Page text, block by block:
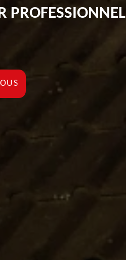
PROFESSIONNEL